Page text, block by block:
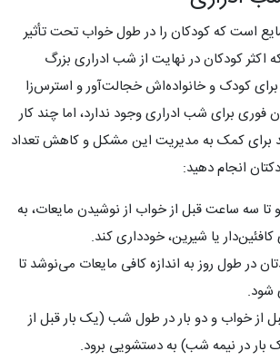
است که کودکان را در طول خواب تحت تأثیر
اکثر کودکان در نهایت از شب ادراری بزرگ
برای کودک و خانواده‌اش خجالت‌آور و استرس‌زا
فوری برای شب ادراری وجود ندارد، اما چند کار
برای کمک به مدیریت این مشکل و کاهش تعداد
انجام دهید:
تا سه ساعت قبل از خواب از نوشیدن مایعات، به
یا شیرین، خودداری کند.
در طول روز به اندازه کافی مایعات می‌نوشد تا
شود.
از خواب و دو بار در طول شب (یک بار قبل از
بار در نیمه شب) به دستشویی برود.